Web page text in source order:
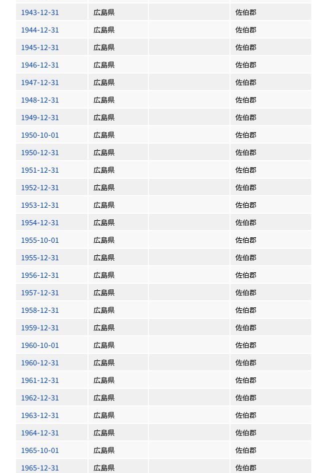
1943-12-31
広島県 佐伯郡
1944-12-31
広島県 佐伯郡
1945-12-31
広島県 佐伯郡
1946-12-31
広島県 佐伯郡
1947-12-31
広島県 佐伯郡
1948-12-31
広島県 佐伯郡
1949-12-31
広島県 佐伯郡
1950-10-01
広島県 佐伯郡
1950-12-31
広島県 佐伯郡
1951-12-31
広島県 佐伯郡
1952-12-31
広島県 佐伯郡
1953-12-31
広島県 佐伯郡
1954-12-31
広島県 佐伯郡
1955-10-01
広島県 佐伯郡
1955-12-31
広島県 佐伯郡
1956-12-31
広島県 佐伯郡
1957-12-31
広島県 佐伯郡
1958-12-31
広島県 佐伯郡
1959-12-31
広島県 佐伯郡
1960-10-01
広島県 佐伯郡
1960-12-31
広島県 佐伯郡
1961-12-31
広島県 佐伯郡
1962-12-31
広島県 佐伯郡
1963-12-31
広島県 佐伯郡
1964-12-31
広島県 佐伯郡
1965-10-01
広島県 佐伯郡
1965-12-31
広島県 佐伯郡